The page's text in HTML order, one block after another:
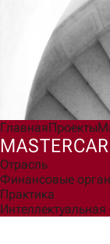
ГлавнаяПроекты
Отрасль
Финансовые
Практика
Согласен(а) на
обработки
Политикой
Ознакомлен(а) с
последствиями
Отправить